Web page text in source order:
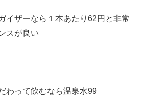
イザーなら１本あたり62円と非常
スが良い
わって飲むなら温泉水99